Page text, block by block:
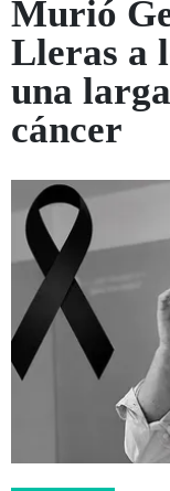
Murió
Lleras a
una
cáncer